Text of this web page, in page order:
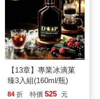
回日常生活中應用。當然，
市面上已經有許多推廣數學
特的主題，例如，索托伊的
後定理》，或者關注數學與
《宇宙用數字說話》。
大多數人往往會將數學簡單
數學家兼喜劇演員帕克最擅
而數學遊戲也是吸引人們學
時也要知道，數學十分重要
【13章】專業冰滴菓
臻3入組(160ml/瓶)
84 折 特價 525 元